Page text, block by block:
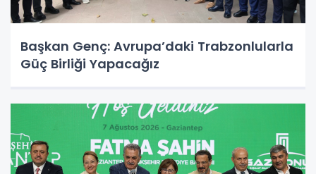
Başkan Genç: Avrupa’daki Trabzonlularla
Güç Birliği Yapacağız